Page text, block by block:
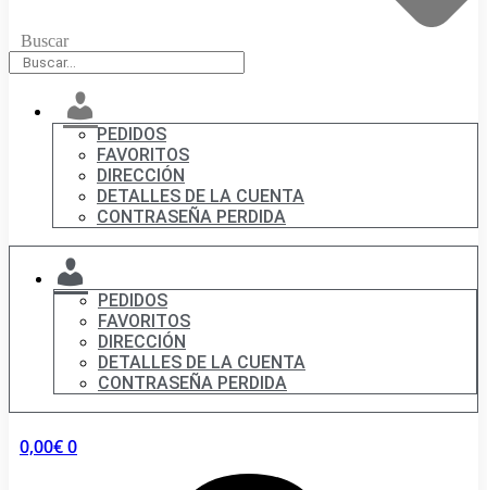
Buscar
cuenta
PEDIDOS
FAVORITOS
DIRECCIÓN
DETALLES DE LA CUENTA
CONTRASEÑA PERDIDA
CUENTA
PEDIDOS
FAVORITOS
DIRECCIÓN
DETALLES DE LA CUENTA
CONTRASEÑA PERDIDA
0,00€0